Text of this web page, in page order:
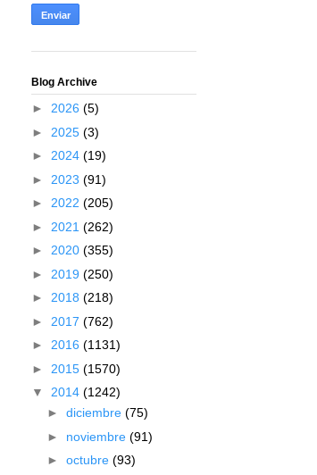
Blog Archive
► 2026 (5)
► 2025 (3)
► 2024 (19)
► 2023 (91)
► 2022 (205)
► 2021 (262)
► 2020 (355)
► 2019 (250)
► 2018 (218)
► 2017 (762)
► 2016 (1131)
► 2015 (1570)
▼ 2014 (1242)
► diciembre (75)
► noviembre (91)
► octubre (93)